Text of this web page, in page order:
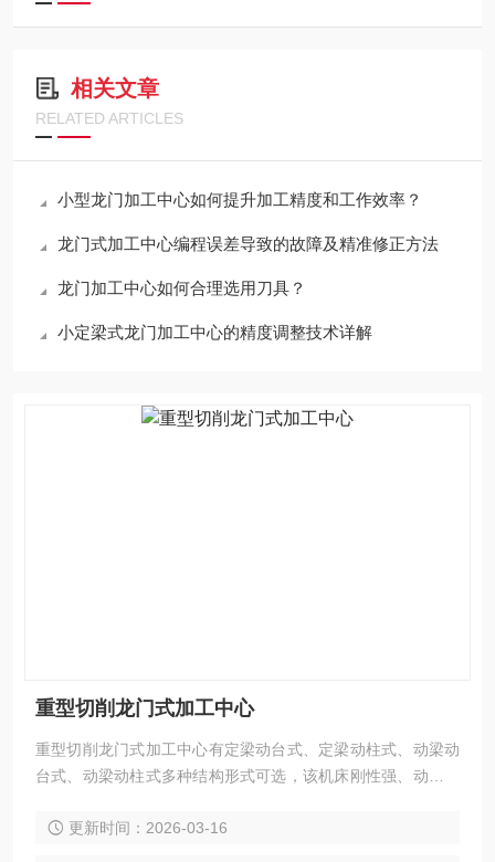
相关文章
RELATED ARTICLES
小型龙门加工中心如何提升加工精度和工作效率？
龙门式加工中心编程误差导致的故障及精准修正方法
龙门加工中心如何合理选用刀具？
小定梁式龙门加工中心的精度调整技术详解
重型切削龙门式加工中心
重型切削龙门式加工中心有定梁动台式、定梁动柱式、动梁动
台式、动梁动柱式多种结构形式可选，该机床刚性强、动态稳
于汽车、电力、工程机械、模具、航空航天、船舶等领域的零
更新时间：2026-03-16